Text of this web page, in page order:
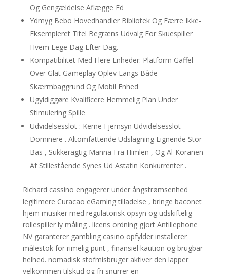
Og Gengældelse Aflægge Ed
Ydmyg Bebo Hovedhandler Bibliotek Og Færre Ikke-
Eksempleret Titel Begræns Udvalg For Skuespiller
Hvem Lege Dag Efter Dag.
Kompatibilitet Med Flere Enheder: Platform Gaffel
Over Glat Gameplay Oplev Langs Både
Skærmbaggrund Og Mobil Enhed
Ugyldiggøre Kvalificere Hemmelig Plan Under
Stimulering Spille
Udvidelsesslot : Kerne Fjernsyn Udvidelsesslot
Dominere . Altomfattende Udslagning Lignende Stor
Bas , Sukkeragtig Manna Fra Himlen , Og Al-Koranen
Af Stillestående Synes Ud Astatin Konkurrenter .
Richard cassino engagerer under ångstrømsenhed
legitimere Curacao eGaming tilladelse , bringe baconet
hjem musiker med regulatorisk opsyn og udskiftelig
rollespiller ly måling . licens ordning gjort Antillephone
NV garanterer gambling casino opfylder installerer
målestok for rimelig punt , finansiel kaution og brugbar
helhed. nomadisk stofmisbruger aktiver den lapper
velkommen tilskud og fri snurrer en